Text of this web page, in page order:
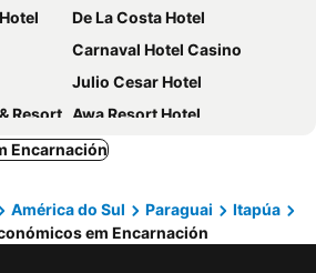
De La Costa Hotel
Carnaval Hotel Casino
Julio Cesar Hotel
Resort Awa Resort Hotel
Hotel Canciller
CEDE Inn Hotel
Posada Basiliza, Encarnación PY
Encarnación
América do Sul Paraguai
Itapúa
em Encarnación